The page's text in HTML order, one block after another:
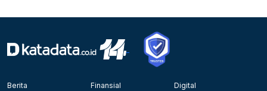
Berita
Finansial
Digital